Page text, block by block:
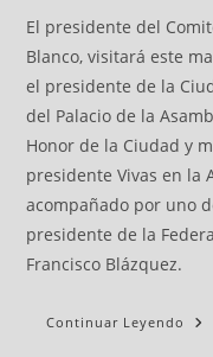
El presidente del
Blanco, visitará este
el presidente de la
del Palacio de la
Honor de la Ciudad y
presidente Vivas en la
acompañado por uno
presidente de la
Francisco Blázquez.
Continuar Leyendo